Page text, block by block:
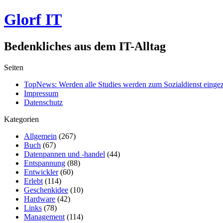
Glorf IT
Bedenkliches aus dem IT-Alltag
Seiten
TopNews: Werden alle Studies werden zum Sozialdienst
Impressum
Datenschutz
Kategorien
Allgemein (267)
Buch (67)
Datenpannen und -handel (44)
Entspannung (88)
Entwickler(60)
Erlebt (114)
Geschenkidee (10)
Hardware (42)
Links (78)
Management (114)